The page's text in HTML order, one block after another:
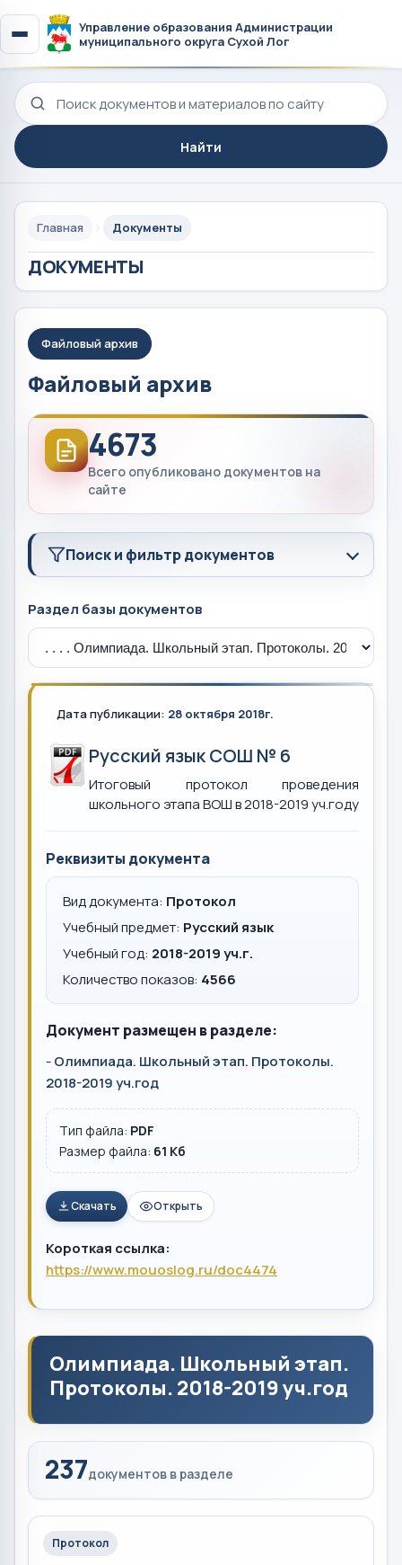
Управление образования Администрации
муниципального округа Сухой Лог
Поиск по сайту
Найти
Главная Документы
ДОКУМЕНТЫ
Файловый архив
Файловый архив
4673
Всего опубликовано документов на
сайте
Поиск и фильтр документов
Раздел базы документов
Дата публикации: 28 октября 2018г.
Русский язык СОШ № 6
Итоговый протокол проведения
школьного этапа ВОШ в 2018-2019 уч.году
Реквизиты документа
Вид документа: Протокол
Учебный предмет: Русский язык
Учебный год: 2018-2019 уч.г.
Количество показов: 4566
Документ размещен в разделе:
-Олимпиада. Школьный этап. Протоколы.
2018-2019 уч.год
Тип файла: PDF
Размер файла: 61 Кб
Скачать Открыть
Короткая ссылка:
https://www.mouoslog.ru/doc4474
Олимпиада. Школьный этап.
Протоколы. 2018-2019 уч.год
237документов в разделе
Протокол